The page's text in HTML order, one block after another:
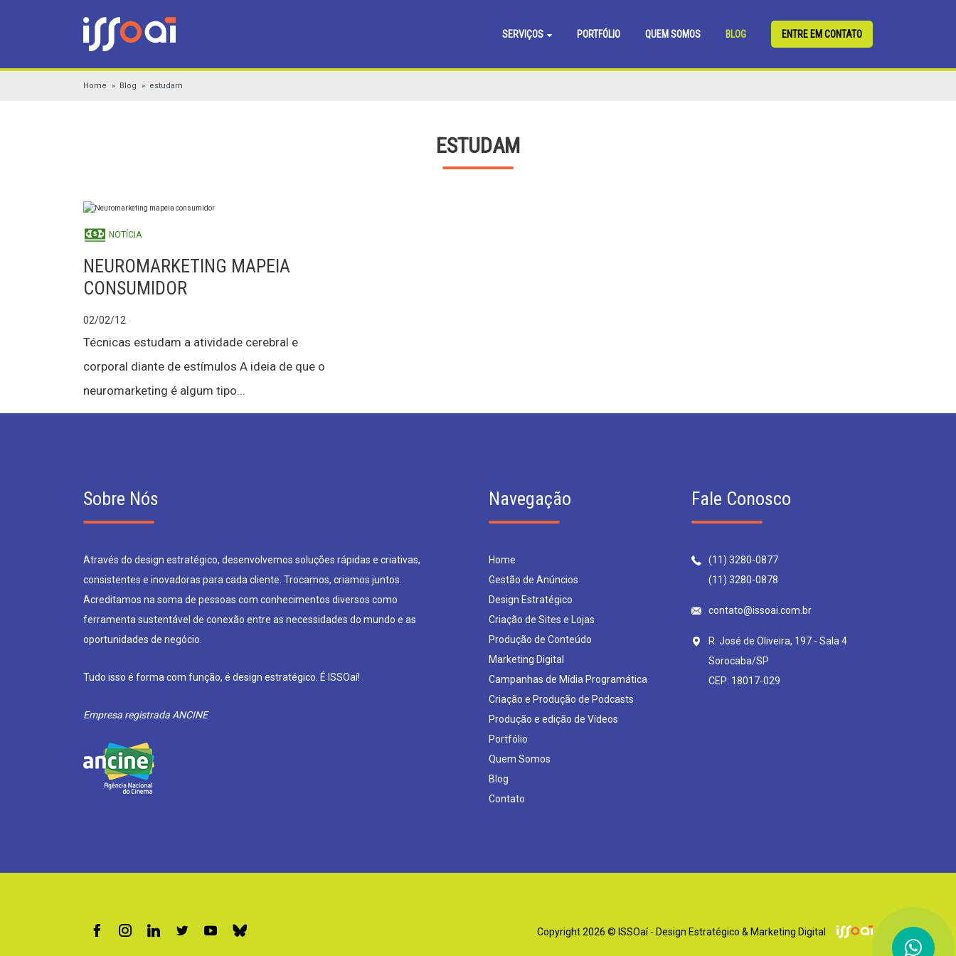
SERVIÇOS PORTFÓLIO QUEM SOMOS BLOG ENTRE EM CONTATO
Home Blog estudam
ESTUDAM
NOTÍCIA
NEUROMARKETING MAPEIA
CONSUMIDOR
02/02/12
Técnicas estudam a atividade cerebral e
corporal diante de estímulos A ideia de que o
neuromarketing é algum tipo...
Sobre Nós
Através do design estratégico, desenvolvemos soluções rápidas e criativas,
consistentes e inovadoras para cada cliente. Trocamos, criamos juntos.
Acreditamos na soma de pessoas com conhecimentos diversos como
ferramenta sustentável de conexão entre as necessidades do mundo e as
oportunidades de negócio.
Tudo isso é forma com função, é design estratégico. É ISSOaí!
Empresa registrada ANCINE
Navegação
Home
Gestão de Anúncios
Design Estratégico
Criação de Sites e Lojas
Produção de Conteúdo
Marketing Digital
Campanhas de Mídia Programática
Criação e Produção de Podcasts
Produção e edição de Vídeos
Portfólio
Quem Somos
Blog
Contato
Fale Conosco
(11) 3280-0877
(11) 3280-0878
contato@issoai.com.br
R. José de Oliveira, 197 - Sala 4
Sorocaba/SP
CEP: 18017-029
Copyright 2026 © ISSOaí - Design Estratégico & Marketing Digital